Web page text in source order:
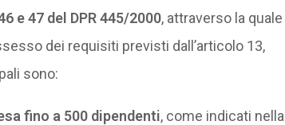
e 47 del DPR 445/2000, attraverso la quale
dei requisiti previsti dall’articolo 13,
sono:
fino a 500 dipendenti, come indicati nella